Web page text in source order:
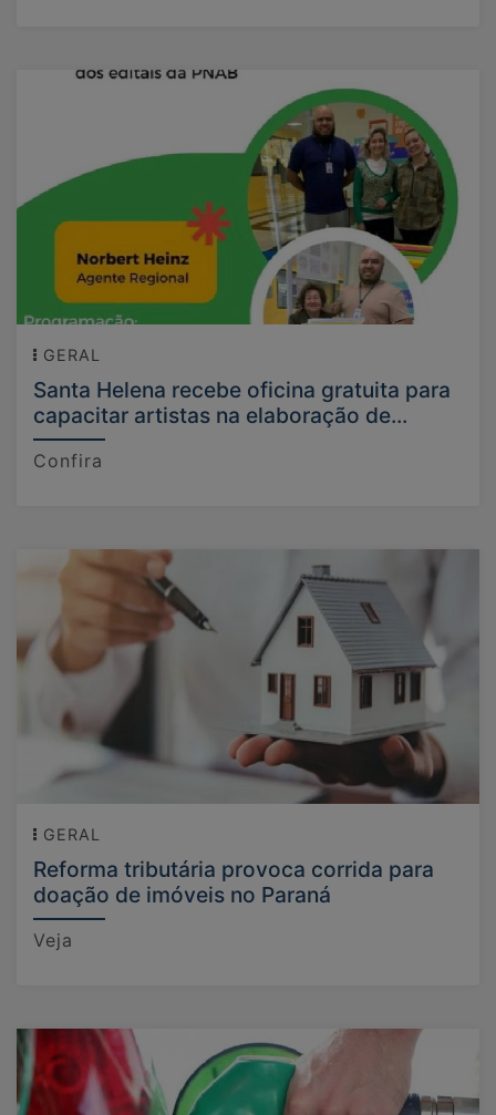
GERAL
Santa Helena recebe oficina gratuita para
capacitar artistas na elaboração de...
Confira
GERAL
Reforma tributária provoca corrida para
doação de imóveis no Paraná
Veja